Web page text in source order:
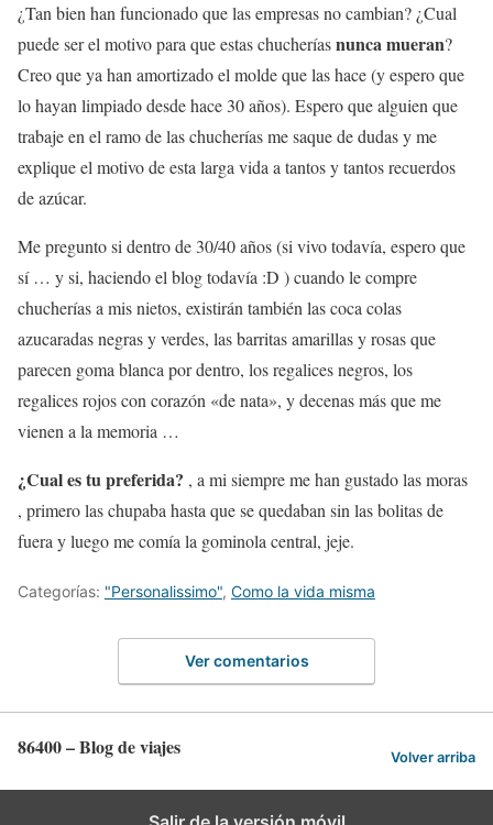
¿Tan bien han funcionado que las empresas no cambian? ¿Cual
puede ser el motivo para que estas chucheríasnunca mueran?
Creo que ya han amortizado el molde que las hace (y espero que
lo hayan limpiado desde hace 30 años). Espero que alguien que
trabaje en el ramo de las chucherías me saque de dudas y me
explique el motivo de esta larga vida a tantos y tantos recuerdos
de azúcar.
Me pregunto si dentro de 30/40 años (si vivo todavía, espero que
sí … y si, haciendo el blog todavía :D ) cuando le compre
chucherías a mis nietos, existirán también las coca colas
azucaradas negras y verdes, las barritas amarillas y rosas que
parecen goma blanca por dentro, los regalices negros, los
regalices rojos con corazón «de nata», y decenas más que me
vienen a la memoria …
¿Cual es tu preferida? , a mi siempre me han gustado las moras
, primero las chupaba hasta que se quedaban sin las bolitas de
fuera y luego me comía la gominola central, jeje.
Categorías: "Personalissimo", Como la vida misma
Ver comentarios
86400 – Blog de viajes Volver arriba